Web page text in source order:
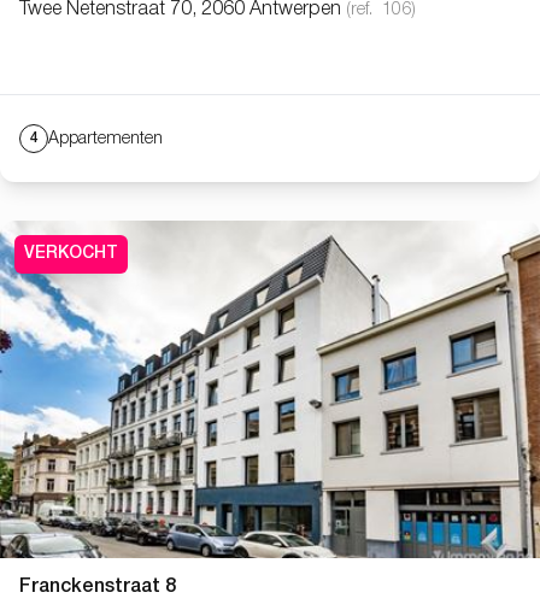
Twee Netenstraat 70, 2060 Antwerpen (ref. 106)
4 Appartementen
VERKOCHT
Franckenstraat 8